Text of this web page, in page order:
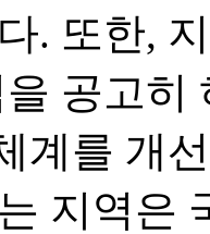
. 또한,
공고히
계를 개
지역은